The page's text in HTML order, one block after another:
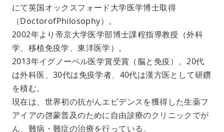
にて英国オックスフォード大学医学博士取得
（DoctorofPhilosophy）。
2002年より帝京大学医学部博士課程指導教授（外科
学、移植免疫学、東洋医学）。
2013年イグノーベル医学賞受賞（脳と免疫）。20代
は外科医、30代は免疫学者、40代は漢方医として研鑽
を積む。
現在は、世界初の抗がんエビデンスを獲得した生薬フ
アイアの啓蒙普及のために自由診療のクリニックでが
ん、難病・難症の治療を行っている。